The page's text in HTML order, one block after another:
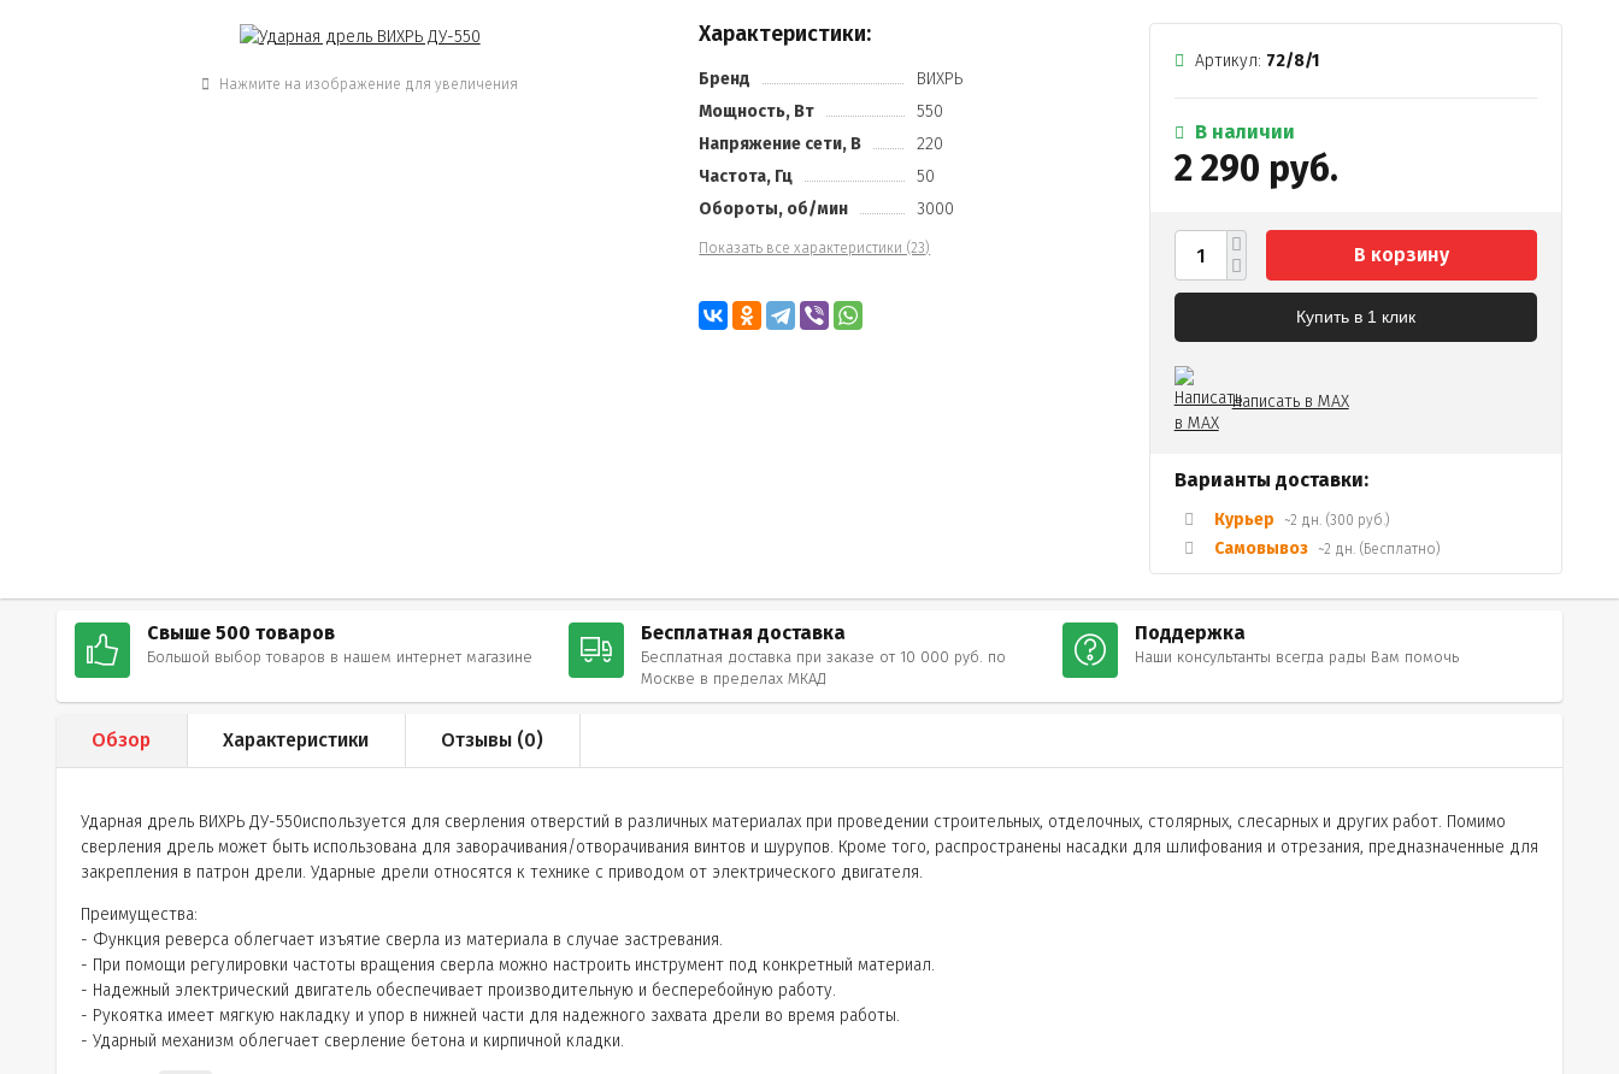
Нажмите на изображение для увеличения
Характеристики:
Бренд
ВИХРЬ
Мощность, Вт
550
Напряжение сети, В
220
Частота, Гц
50
Обороты, об/мин
3000
Показать все характеристики (23)
Артикул: 72/8/1
В наличии
2 290 руб.
В корзину
Купить в 1 клик
Написать в MAX
Варианты доставки:
Курьер ~2 дн. (300 руб.)
Самовывоз ~2 дн. (Бесплатно)
Свыше 500 товаров
Большой выбор товаров в нашем интернет магазине
Бесплатная доставка
Бесплатная доставка при заказе от 10 000 руб. по
Москве в пределах МКАД
Поддержка
Наши консультанты всегда рады Вам помочь
Обзор Характеристики Отзывы (0)
Ударная дрель ВИХРЬ ДУ-550используется для сверления отверстий в различных материалах при проведении строительных, отделочных, столярных, слесарных и других работ. Помимо
сверления дрель может быть использована для заворачивания/отворачивания винтов и шурупов. Кроме того, распространены насадки для шлифования и отрезания, предназначенные для
закрепления в патрон дрели. Ударные дрели относятся к технике с приводом от электрического двигателя.
Преимущества:
- Функция реверса облегчает изъятие сверла из материала в случае застревания.
- При помощи регулировки частоты вращения сверла можно настроить инструмент под конкретный материал.
- Надежный электрический двигатель обеспечивает производительную и бесперебойную работу.
- Рукоятка имеет мягкую накладку и упор в нижней части для надежного захвата дрели во время работы.
- Ударный механизм облегчает сверление бетона и кирпичной кладки.